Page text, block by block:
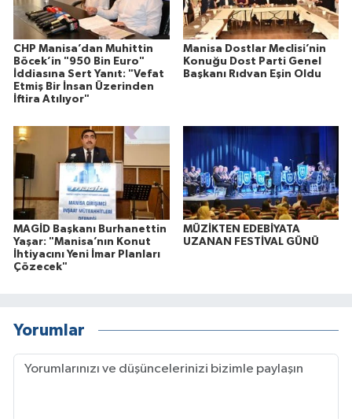
CHP Manisa’dan Muhittin
Böcek’in "950 Bin Euro"
İddiasına Sert Yanıt: "Vefat
Etmiş Bir İnsan Üzerinden
İftira Atılıyor"
Manisa Dostlar Meclisi’nin
Konuğu Dost Parti Genel
Başkanı Rıdvan Eşin Oldu
MAGİD Başkanı Burhanettin
Yaşar: "Manisa’nın Konut
İhtiyacını Yeni İmar Planları
Çözecek"
MÜZİKTEN EDEBİYATA
UZANAN FESTİVAL GÜNÜ
Yorumlar